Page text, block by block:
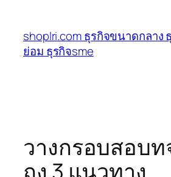
เนื้อหา
shoplri.com ธุรกิจขนาดกลาง
ย่อม ธุรกิจsme
วางกรอบสอบ